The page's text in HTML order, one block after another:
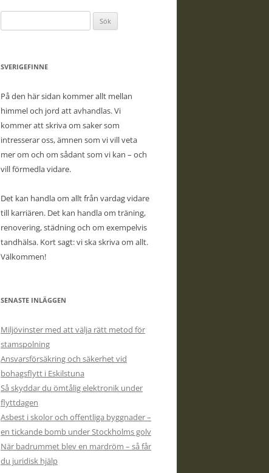
efter:
SVERIGEFINNE
På den här sidan kommer allt mellan
himmel och jord att avhandlas. Vi
kommer att skriva om saker som
intresserar oss, ämnen som vi vill veta
mer om och om sådant som vi kan – och
vill förmedla vidare.
Det kan handla om allt från vardag vidare
till karriären. Det kan handla om träning,
renovering, städning och om exempelvis
tandhälsa. Kort sagt: vi ska skriva om allt.
Välkommen!
SENASTE INLÄGGEN
Miljövinster med att välja rätt metod för
stamspolning
Ansvarsförsäkring och säkerhet vid
bohagsflytt i Eskilstuna
Så skyddar du ömtålig elektronik under
flyttdagen
Asbest i skolor och offentliga byggnader –
en tickande bomb under Stockholms golv
När badrummet blev en mardröm – så får
du juridisk hjälp